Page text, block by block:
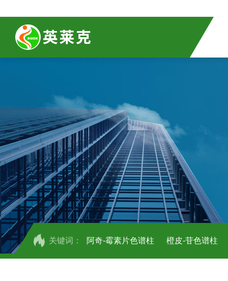
关键词： 阿奇-霉素片色谱柱 橙皮-苷色谱柱